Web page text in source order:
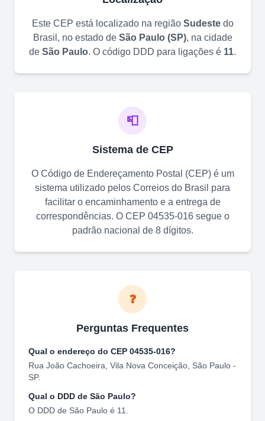
Este CEP está localizado na região Sudestedo
Brasil, no estado de São Paulo(SP), na cidade
de São Paulo. O código DDD para ligações é 11.
📮
Sistema de CEP
O Código de Endereçamento Postal (CEP) é um
sistema utilizado pelos Correios do Brasil para
facilitar o encaminhamento e a entrega de
correspondências. O CEP 04535-016segue o
padrão nacional de 8 dígitos.
❓
Perguntas Frequentes
Qual o endereço do CEP 04535-016?
Rua João Cachoeira Vila Nova Conceição São Paulo -
SP.
Qual o DDD de São Paulo?
O DDD de São Paulo é 11